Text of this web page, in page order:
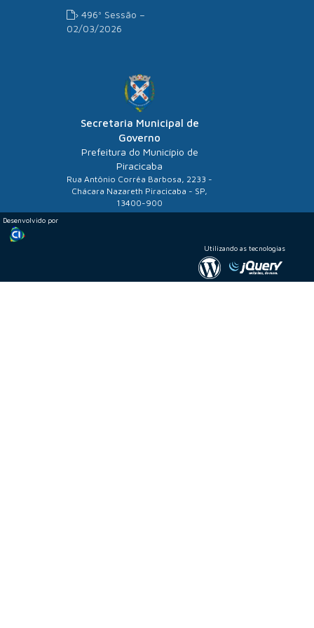
› 496ª Sessão –
02/03/2026
Secretaria Municipal de
Governo
Prefeitura do Município de
Piracicaba
Rua Antônio Corrêa Barbosa, 2233 -
Chácara Nazareth Piracicaba - SP,
13400-900
Desenvolvido por
Utilizando as tecnologias